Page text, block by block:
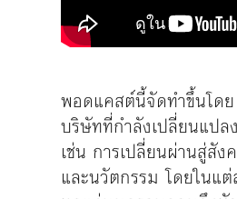
พอดแคสต์นี้จัดทำขึ้นโด
บริษัทที่กำลังเปลี่ยนแปล
เช่น การเปลี่ยนผ่านสู่สั
และนวัตกรรม โดยในแ